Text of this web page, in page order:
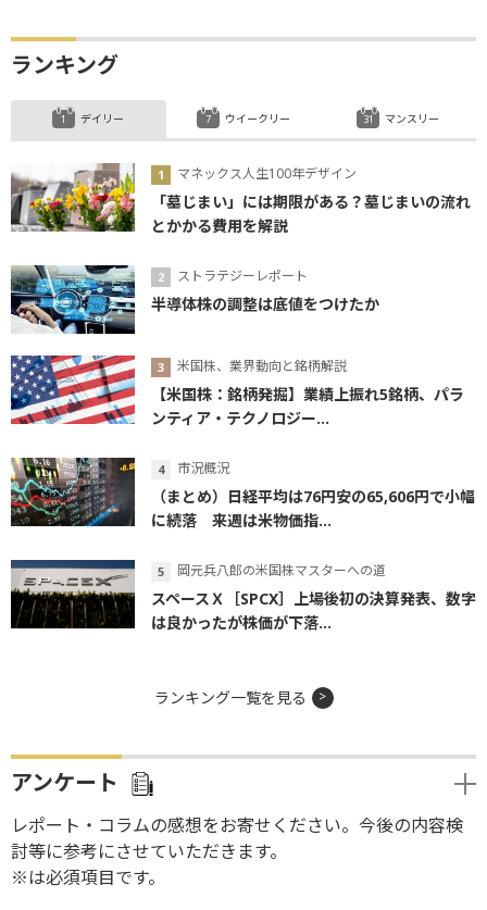
ランキング
デイリー
マネックス人生100年デザイン
「墓じまい」には期限がある？墓じまいの流れ
とかかる費用を解説
ストラテジーレポート
半導体株の調整は底値をつけたか
米国株、業界動向と銘柄解説
【米国株：銘柄発掘】業績上振れ5銘柄、パラ
ンティア・テクノロジー...
市況概況
（まとめ）日経平均は76円安の65,606円で小幅
に続落 来週は米物価指...
岡元兵八郎の米国株マスターへの道
スペースＸ［SPCX］上場後初の決算発表、数字
は良かったが株価が下落...
ウイークリー マンスリー
ランキング一覧を見る
アンケート
レポート・コラムの感想をお寄せください。今後の内容検
討等に参考にさせていただきます。
※は必須項目です。